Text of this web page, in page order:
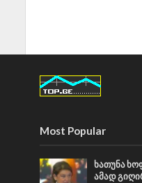
Most Popular
ხათუნა
ამად